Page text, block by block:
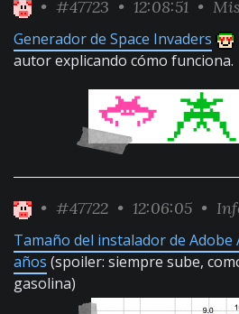
• #47723 • 12:08:51 •
Generador de Space Invaders
autor explicando cómo funciona.
• #47722 • 12:06:05 •
Tamaño del instalador de Adobe
años (spoiler: siempre sube,
gasolina)